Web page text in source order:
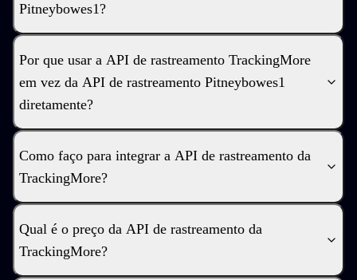
Pitneybowes1?
Por que usar a API de rastreamento TrackingMore
em vez da API de rastreamento Pitneybowes1
diretamente?
Como faço para integrar a API de rastreamento da
TrackingMore?
Qual é o preço da API de rastreamento da
TrackingMore?